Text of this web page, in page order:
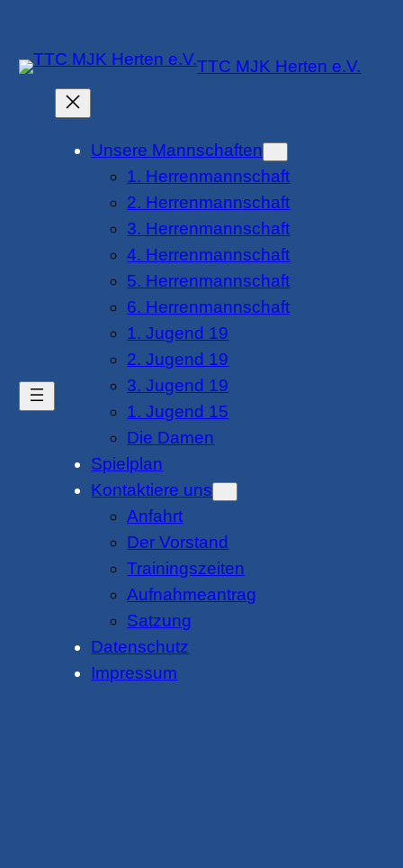
springen
TTC MJK Herten e.V.
Unsere Mannschaften
1. Herrenmannschaft
2. Herrenmannschaft
3. Herrenmannschaft
4. Herrenmannschaft
5. Herrenmannschaft
6. Herrenmannschaft
1. Jugend 19
2. Jugend 19
3. Jugend 19
1. Jugend 15
Die Damen
Spielplan
Kontaktiere uns
Anfahrt
Der Vorstand
Trainingszeiten
Aufnahmeantrag
Satzung
Datenschutz
Impressum